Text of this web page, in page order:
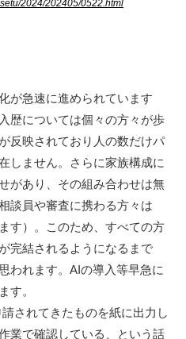
2024/202405/0522.html
が急速に進められています
歴については個々の方々が歩
反映されており人の数だけパ
しません。さらに家族構成に
があり、その組み合わせは無
談員や審査に携わる方々は
す）。このため、すべての方
完結されるようになるまで
われます。AIの導入等早急に
す。
されてきたものを紙に出力し
業で確認している、という話